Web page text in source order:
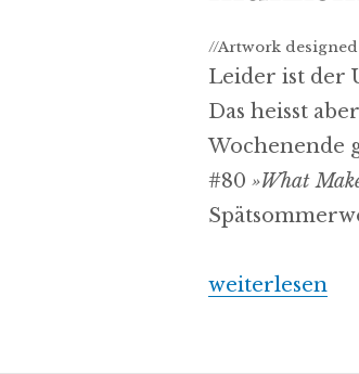
//Artwork
Leider ist der
Das heisst
Wochenende
#80 »What
„mukkeman’s
weiterlesen